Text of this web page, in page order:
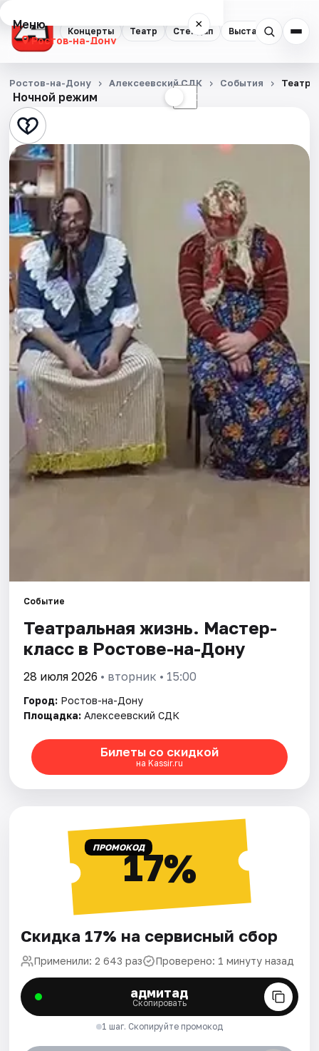
Концерты Театр Стендап Выставки
Меню ×
Ростов-на-Дону
Концерты
Театр
Стендап
Выставки
Квесты
Экскурсии
Спорт
События
Города
Площадки
Артисты
Рейтинги
Ночной режим ☾
Ростов-на-Дону Алексеевский СДК События
Событие
Театральная жизнь. Мастер-
класс в Ростове-на-Дону
28 июля 2026 • вторник • 15:00
Город: Ростов-на-Дону
Площадка: Алексеевский СДК
Билеты со скидкой
на Kassir.ru
ПРОМОКОД17%
Скидка 17% на сервисный сбор
Применили: 2 643 раз Проверено: 1 минуту назад
адмитад
Скопировать
1 шаг. Скопируйте промокод